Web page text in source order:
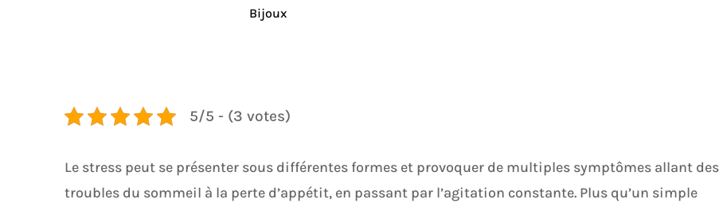
Bijoux
5/5 - (3 votes)
Le stress peut se présenter sous différentes formes et provoquer de multiples symptômes allant des
troubles du sommeil à la perte d’appétit, en passant par l’agitation constante. Plus qu’un simple